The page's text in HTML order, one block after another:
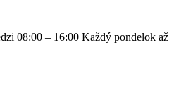
08:00 – 16:00 Každý pondelok až